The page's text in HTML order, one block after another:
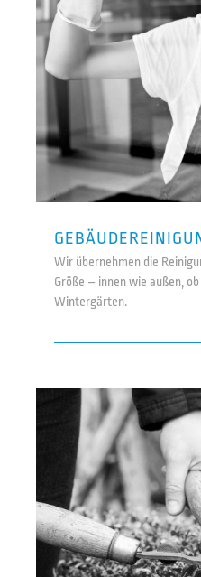
Wir übernehmen die
Größe – innen wie außen,
Wintergärten.